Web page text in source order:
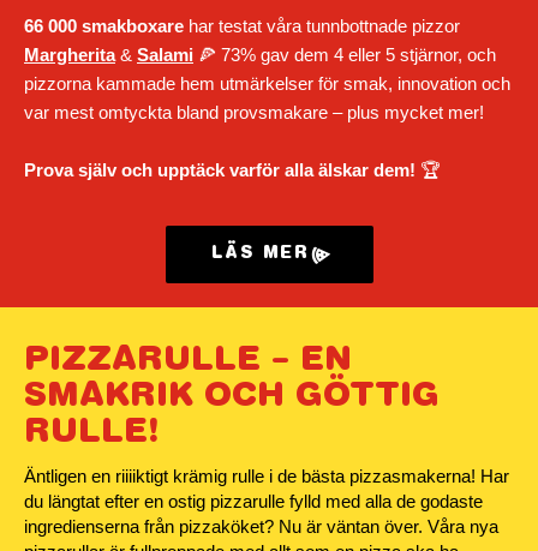
66 000 smakboxare har testat våra tunnbottnade pizzor
Margherita& Salami 🍕 73% gav dem 4 eller 5 stjärnor, och
pizzorna kammade hem utmärkelser för smak, innovation och
var mest omtyckta bland provsmakare – plus mycket mer!
Prova själv och upptäck varför alla älskar dem! 🏆
LÄS MER
PIZZARULLE – EN
SMAKRIK OCH GÖTTIG
RULLE!
Äntligen en riiiiktigt krämig rulle i de bästa pizzasmakerna! Har
du längtat efter en ostig pizzarulle fylld med alla de godaste
ingredienserna från pizzaköket? Nu är väntan över. Våra nya